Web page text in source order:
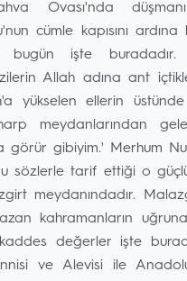
Ovası'nda
cümle kapısını
işte
Allah adına ant
yükselen ellerin üstünde
meydanlarından
görür gibiyim.' Merhum
bu sözlerle tarif ettiği o
meydanındadır.
kahramanların uğruna
değerler işte
ve Alevisi ile